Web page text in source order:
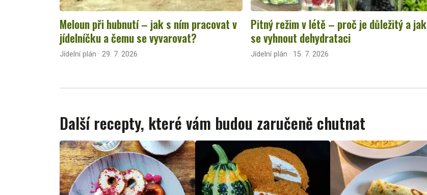
Meloun při hubnutí – jak s ním pracovat v
jídelníčku a čemu se vyvarovat?
Jídelní plán · 29. 7. 2026
Pitný režim v létě – proč je důležitý a jak
se vyhnout dehydrataci
Jídelní plán · 15. 7. 2026
Další recepty, které vám budou zaručeně chutnat